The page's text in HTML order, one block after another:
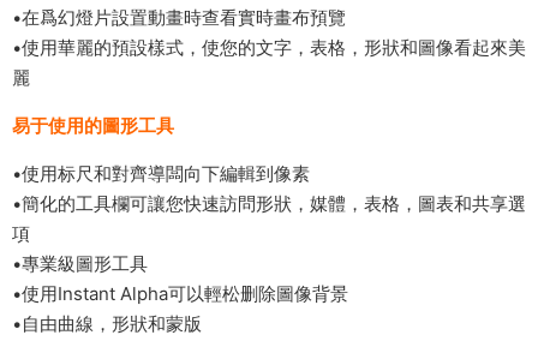
•在爲幻燈片設置動畫時查看實時畫布預覽
•使用華麗的預設樣式，使您的文字，表格，形狀和圖像看起來美
麗
易于使用的圖形工具
•使用标尺和對齊導闆向下編輯到像素
•簡化的工具欄可讓您快速訪問形狀，媒體，表格，圖表和共享選
項
•專業級圖形工具
•使用Instant Alpha可以輕松删除圖像背景
•自由曲線，形狀和蒙版